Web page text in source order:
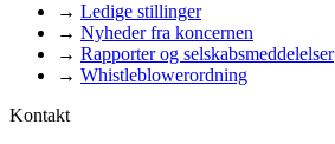
→ Ledige stillinger
→ Nyheder fra koncernen
→ Rapporter og selskabsmeddelelser
→ Whistleblowerordning
Kontakt